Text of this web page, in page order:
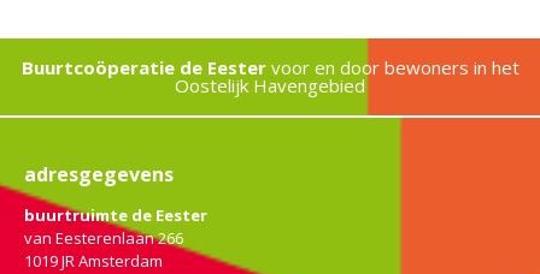
Buurtcoöperatie de Eestervoor en door bewoners in het
Oostelijk Havengebied
adresgegevens
buurtruimte de Eester
van Eesterenlaan 266
1019 JR Amsterdam